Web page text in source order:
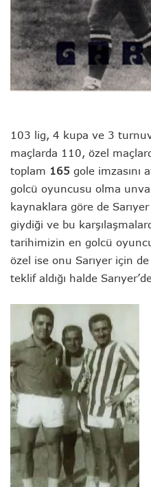
103 lig, 4 kupa ve 3
maçlarda 110, özel
toplam 165 gole imzasını
golcü oyuncusu olma
kaynaklara göre de Sarıyer
giydiği ve bu
tarihimizin en golcü
özel ise onu Sarıyer için
teklif aldığı halde